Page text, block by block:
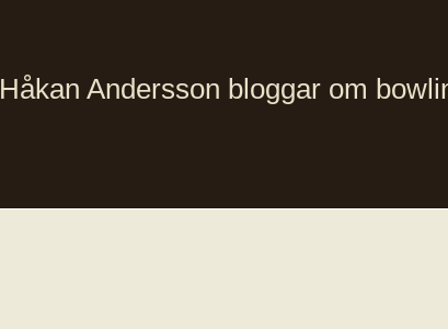
Håkan Andersson bloggar om